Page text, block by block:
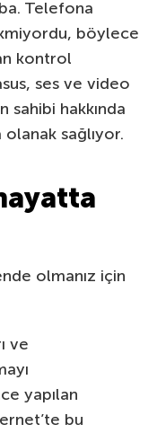
Telefona
böylece
kontrol
ses ve video
sahibi hakkında
sağlıyor.
olmanız için
ve
yapılan
bu